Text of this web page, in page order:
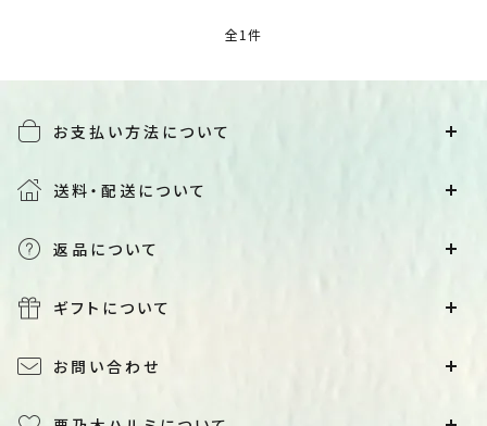
全1件
お支払い方法について
送料・配送について
返品について
ギフトについて
お問い合わせ